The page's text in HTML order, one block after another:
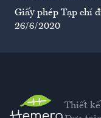
Giấy phép Tạp chí
26/6/2020
Thiết